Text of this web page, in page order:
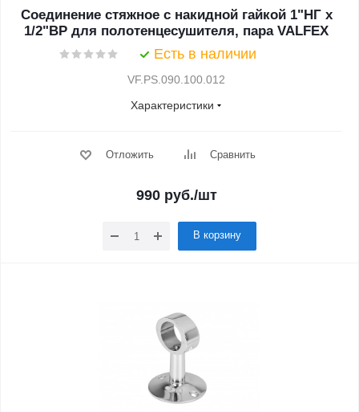
Соединение стяжное с накидной гайкой 1"НГ х
1/2"ВР для полотенцесушителя, пара VALFEX
Есть в наличии
VF.PS.090.100.012
Характеристики
Отложить Сравнить
990 руб./шт
В корзину